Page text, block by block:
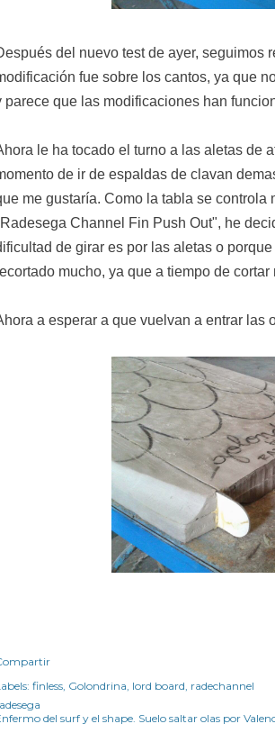
del nuevo test de ayer, seguimos
fue sobre los cantos, ya que
parece que las modificaciones han
le ha tocado el turno a las aletas de
de ir de espaldas de clavan
me gustaría. Como la tabla se
Channel Fin Push Out", he
de girar es por las aletas o
mucho, ya que a tiempo de cortar
a esperar a que vuelvan a entrar las
finless Golondrina lord board radechannel
del surf y el shape. Suelo saltar olas por